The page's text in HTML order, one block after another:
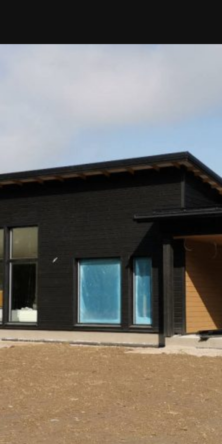
UNELMISTA
ON
Upea yli 200-sivuinen talokirja!
Tilaa esite